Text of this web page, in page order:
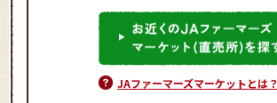
JAファーマーズマーケットとは？